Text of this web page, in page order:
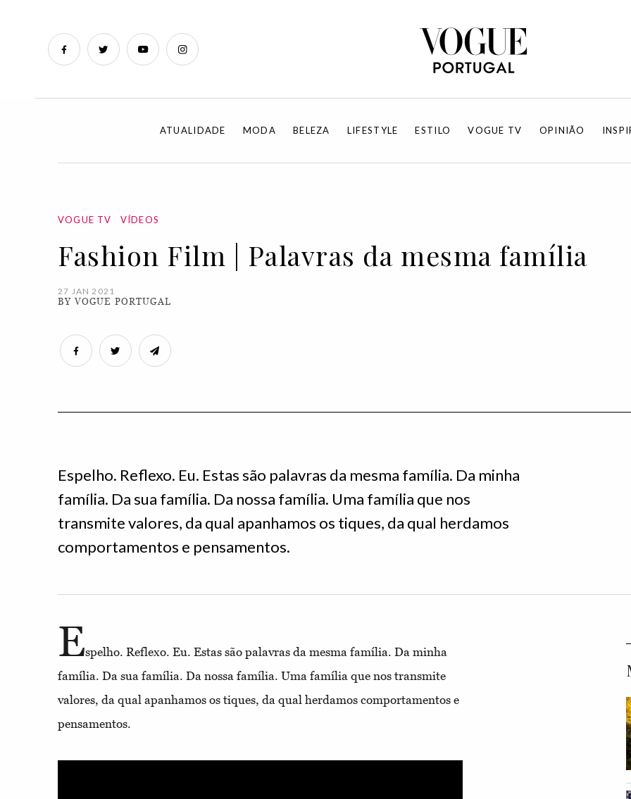
ATUALIDADE MODA BELEZA LIFESTYLE ESTILO VOGUE TV OPINIÃO
VOGUE TV VÍDEOS
Fashion Film | Palavras da mesma família
27 JAN 2021
BY VOGUE PORTUGAL
Espelho. Reflexo. Eu. Estas são palavras da mesma família. Da minha
família. Da sua família. Da nossa família. Uma família que nos
transmite valores, da qual apanhamos os tiques, da qual herdamos
comportamentos e pensamentos.
Espelho. Reflexo. Eu. Estas são palavras da mesma família. Da minha
família. Da sua família. Da nossa família. Uma família que nos transmite
valores, da qual apanhamos os tiques, da qual herdamos comportamentos e
pensamentos.